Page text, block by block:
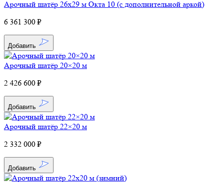
Арочный шатёр 26х29 м Окта 10 (с дополнительной аркой)
6 361 300 ₽
Добавить
Арочный шатёр 20×20 м
2 426 600 ₽
Добавить
Арочный шатёр 22×20 м
2 332 000 ₽
Добавить